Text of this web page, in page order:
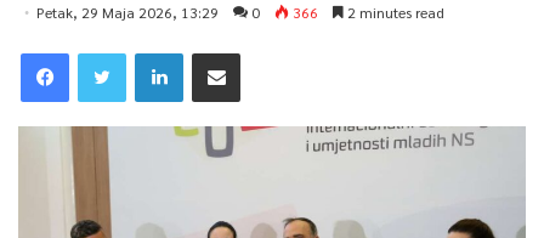
Petak, 29 Maja 2026, 13:29 0 366 2 minutes read